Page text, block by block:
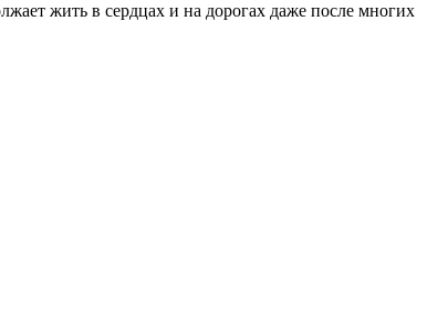
жить в сердцах и на дорогах даже после многих